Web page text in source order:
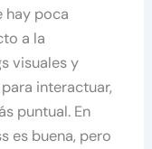
hay poca
a la
visuales y
interactuar,
puntual. En
es buena, pero